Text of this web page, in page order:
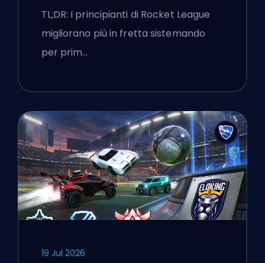
e Prima Routine di
Allenamento
TL;DR: I principianti di Rocket League
migliorano più in fretta sistemando
per prim…
19 Jul 2026